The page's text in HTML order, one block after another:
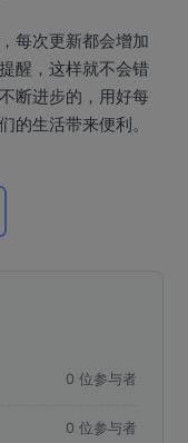
每次更新都会增加
醒，这样就不会错
断进步的，用好每
的生活带来便利。
0 位参与者
0 位参与者